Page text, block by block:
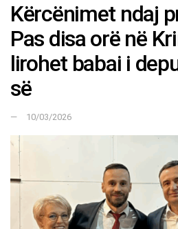
Kërcënimet ndaj
Pas disa orë në
lirohet babai i
së
10/03/2026